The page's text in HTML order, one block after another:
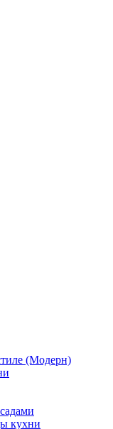
(Модерн)
кухни